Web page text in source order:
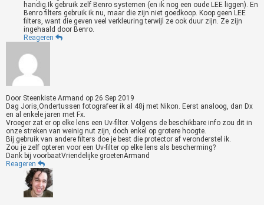
handig.Ik gebruik zelf Benro systemen (en ik nog een oude LEE liggen). En
Benro filters gebruik ik nu, maar die zijn niet goedkoop. Koop geen LEE
filters, want die geven veel verkleuring terwijl ze ook duur zijn. Ze zijn
ingehaald door Benro.
Reageren
Door Steenkiste Armand op 26 Sep 2019
Dag Joris,Ondertussen fotografeer ik al 48j met Nikon. Eerst analoog, dan Dx
en al enkele jaren met Fx.
Vroeger zat er op elke lens een Uv-filter. Volgens de beschikbare info zou dit in
onze streken van weinig nut zijn, doch enkel op grotere hoogte.
Bij gebruik van andere filters doe je best die protector af veronderstel ik.
Zou je zelf opteren voor een Uv-filter op elke lens als bescherming?
Dank bij voorbaatVriendelijke groetenArmand
Reageren